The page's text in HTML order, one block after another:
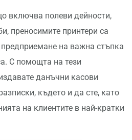
включва полеви дейности,
преносимите принтери са
предприемане на важна стъпка
С помощта на тези
данъчни касови
където и да сте, като
на клиентите в най-кратки